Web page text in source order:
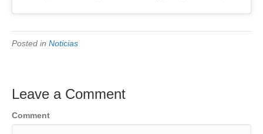
Posted in Noticias
Leave a Comment
Comment